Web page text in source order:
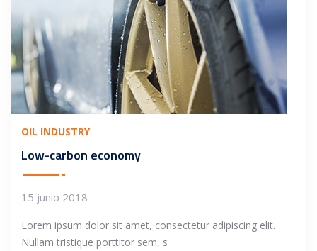
OIL INDUSTRY
Low-carbon economy
15 junio 2018
Lorem ipsum dolor sit amet, consectetur adipiscing elit.
Nullam tristique porttitor sem, s